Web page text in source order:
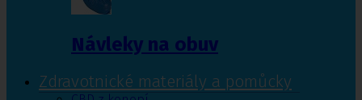
Návleky na obuv
Zdravotnické materiály a pomůcky